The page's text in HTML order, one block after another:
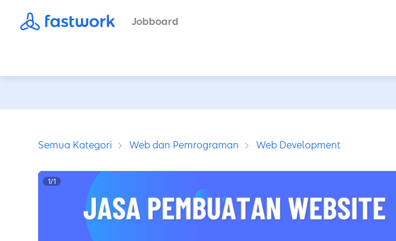
Jobboard
Semua Kategori Web dan Pemrograman Web Development
1/1